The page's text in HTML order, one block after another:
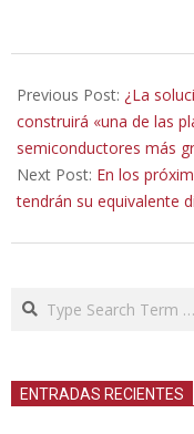
01-
23
Previous Post: ¿La
construirá «una de las
semiconductores más
Next Post: En los
tendrán su equivalente
Search
ENTRADAS RECIENTES